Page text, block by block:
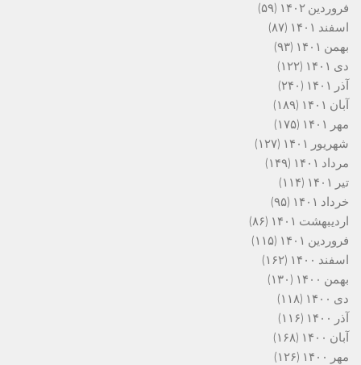
فروردین ۱۴۰۲
(۵۹)
اسفند ۱۴۰۱
(۸۷)
بهمن ۱۴۰۱
(۹۳)
دی ۱۴۰۱
(۱۲۲)
آذر ۱۴۰۱
(۲۴۰)
آبان ۱۴۰۱
(۱۸۹)
مهر ۱۴۰۱
(۱۷۵)
شهریور ۱۴۰۱
(۱۲۷)
مرداد ۱۴۰۱
(۱۴۹)
تیر ۱۴۰۱
(۱۱۴)
خرداد ۱۴۰۱
(۹۵)
اردیبهشت ۱۴۰۱
(۸۶)
فروردین ۱۴۰۱
(۱۱۵)
اسفند ۱۴۰۰
(۱۶۲)
بهمن ۱۴۰۰
(۱۳۰)
دی ۱۴۰۰
(۱۱۸)
آذر ۱۴۰۰
(۱۱۶)
آبان ۱۴۰۰
(۱۶۸)
مهر ۱۴۰۰
(۱۲۶)